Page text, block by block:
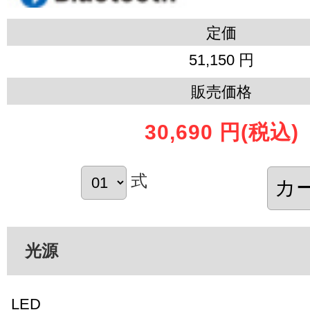
定価
51,150 円
販売価格
30,690 円 (税込)
式
光源
LED